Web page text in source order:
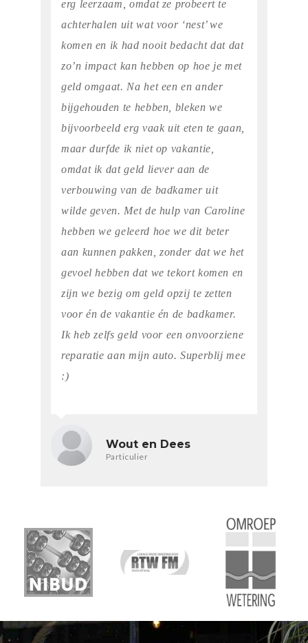
erg leerzaam, omdat ze probeert te
achterhalen uit wat voor ‘nest’ we
komen en ik had nooit bedacht dat dat
zo’n impact kan hebben op hoe je met
geld omgaat. Na het een en ander
bijgehouden te hebben, bleken we
bijvoorbeeld erg vaak uit eten te gaan,
maar durfde ik niet op vakantie,
omdat ik dat geld liever aan de
verbouwing van de badkamer uit
wilde geven. Met de hulp van Caroline
hebben we geleerd hoe we dit beter
aan kunnen pakken, zonder dat we het
gevoel hebben dat we tekort komen en
zijn we bezig om geld opzij te zetten
voor én de vakantie én de badkamer.
Ik heb zelfs geld voor een onvoorziene
reparatie aan mijn auto. Superblij mee
:)
Wout en Dees
Particulier